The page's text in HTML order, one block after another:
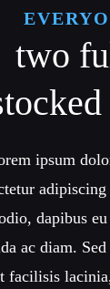
two
ipsum
dapibus
ac diam.
facilisis